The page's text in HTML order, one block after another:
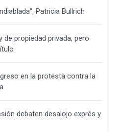
Patricia Bullrich
de propiedad privada, pero
en la protesta contra la
debaten desalojo exprés y